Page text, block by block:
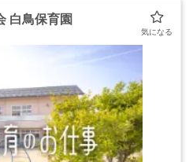
白鳥保育園